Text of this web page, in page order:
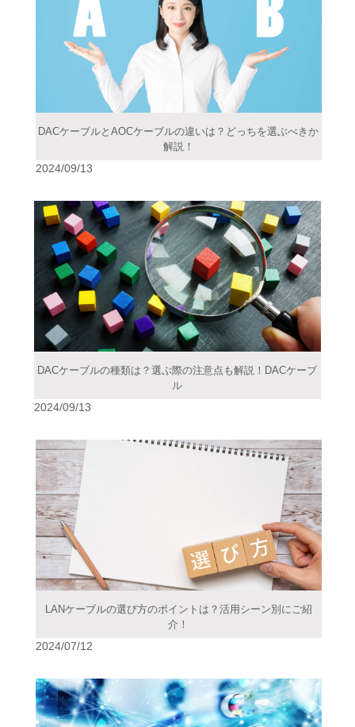
DACケーブルとAOCケーブルの違いは？どっちを選ぶべきか
解説！
2024/09/13
DACケーブルの種類は？選ぶ際の注意点も解説！DACケーブ
ル
2024/09/13
LANケーブルの選び方のポイントは？活用シーン別にご紹
介！
2024/07/12